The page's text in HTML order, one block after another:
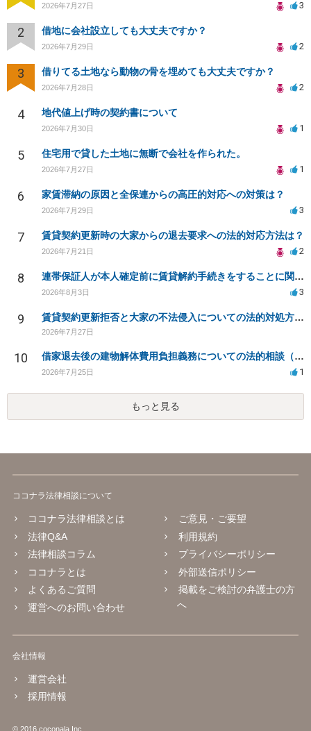
2026年7月27日 3
2 借地に会社設立しても大丈夫ですか？
2026年7月29日 2
3 借りてる土地なら動物の骨を埋めても大丈夫ですか？
2026年7月28日 2
4 地代値上げ時の契約書について
2026年7月30日 1
5 住宅用で貸した土地に無断で会社を作られた。
2026年7月27日 1
6 家賃滞納の原因と全保連からの高圧的対応への対策は？
2026年7月29日 3
7 賃貸契約更新時の大家からの退去要求への法的対応方法は？
2026年7月21日 2
8 連帯保証人が本人確定前に賃貸解約手続きをすることに関して
2026年8月3日 3
9 賃貸契約更新拒否と大家の不法侵入についての法的対処方法は？
2026年7月27日
10 借家退去後の建物解体費用負担義務についての法的相談（補足説明修正）
2026年7月25日 1
もっと見る
ココナラ法律相談について
ココナラ法律相談とは
法律Q&A
法律相談コラム
ココナラとは
よくあるご質問
運営へのお問い合わせ
ご意見・ご要望
利用規約
プライバシーポリシー
外部送信ポリシー
掲載をご検討の弁護士の方
へ
会社情報
運営会社
採用情報
© 2016 coconala Inc.